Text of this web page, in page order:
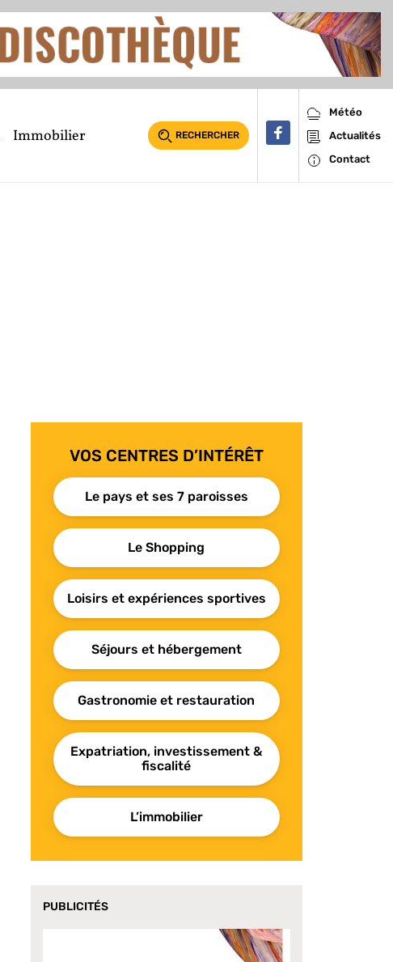
Immobilier RECHERCHER
Météo
Actualités
Contact
VOS CENTRES D’INTÉRÊT
Le pays et ses 7 paroisses
Le Shopping
Loisirs et expériences sportives
Séjours et hébergement
Gastronomie et restauration
Expatriation, investissement &
fiscalité
L’immobilier
PUBLICITÉS